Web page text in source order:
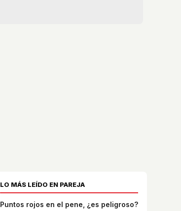
LO MÁS LEÍDO EN PAREJA
Puntos rojos en el pene, ¿es peligroso?